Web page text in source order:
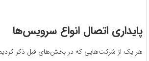
پایداری اتصال انواع سرویس‌ها
هر یک از شرکت‌هایی که در بخش‌های قبل ذکر